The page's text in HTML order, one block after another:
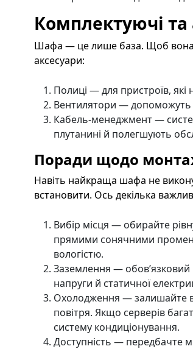
Комплектуючі та
Шафа — це лише база. Щоб вона
аксесуари:
Полиці — для пристроїв,
Вентилятори — допоможуть
Кабель-менеджмент —
плутанині й полегшують
Поради щодо
Навіть найкраща шафа не
встановити. Ось декілька
Вибір місця — обирайте
прямими сонячними
вологістю.
Заземлення — обов’язковий
напруги й статичної
Охолодження — залишайте
повітря. Якщо серверів
систему кондиціонування.
Доступність — передбачте